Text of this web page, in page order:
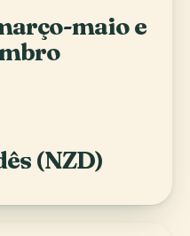
maio e
(NZD)